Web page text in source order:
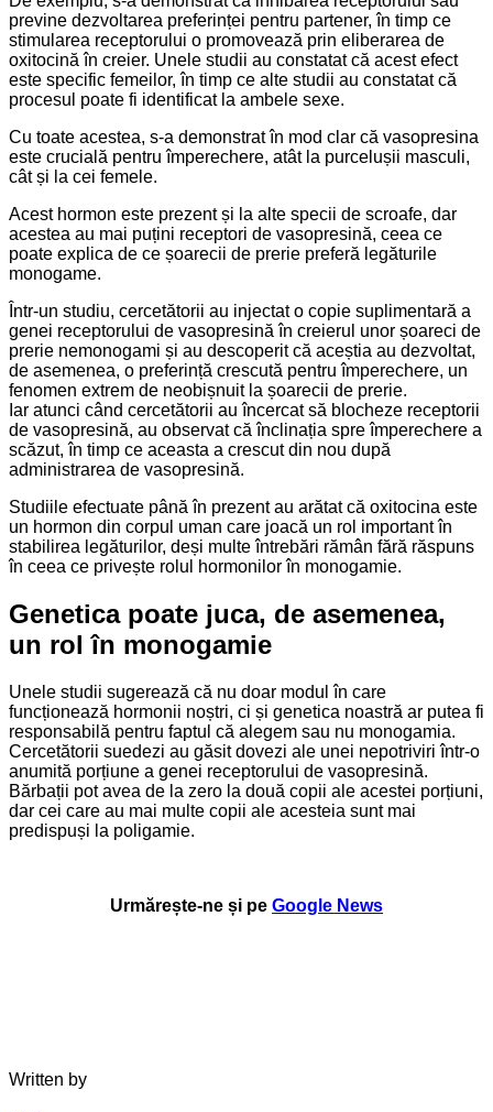
previne dezvoltarea preferinței pentru partener, în timp ce
stimularea receptorului o promovează prin eliberarea de
oxitocină în creier. Unele studii au constatat că acest efect
este specific femeilor, în timp ce alte studii au constatat că
procesul poate fi identificat la ambele sexe.
Cu toate acestea, s-a demonstrat în mod clar că vasopresina
este crucială pentru împerechere, atât la purcelușii masculi,
cât și la cei femele.
Acest hormon este prezent și la alte specii de scroafe, dar
acestea au mai puțini receptori de vasopresină, ceea ce
poate explica de ce șoarecii de prerie preferă legăturile
monogame.
Într-un studiu, cercetătorii au injectat o copie suplimentară a
genei receptorului de vasopresină în creierul unor șoareci de
prerie nemonogami și au descoperit că aceștia au dezvoltat,
de asemenea, o preferință crescută pentru împerechere, un
fenomen extrem de neobișnuit la șoarecii de prerie.
Iar atunci când cercetătorii au încercat să blocheze receptorii
de vasopresină, au observat că înclinația spre împerechere a
scăzut, în timp ce aceasta a crescut din nou după
administrarea de vasopresină.
Studiile efectuate până în prezent au arătat că oxitocina este
un hormon din corpul uman care joacă un rol important în
stabilirea legăturilor, deși multe întrebări rămân fără răspuns
în ceea ce privește rolul hormonilor în monogamie.
Genetica poate juca, de asemenea,
un rol în monogamie
Unele studii sugerează că nu doar modul în care
funcționează hormonii noștri, ci și genetica noastră ar putea fi
responsabilă pentru faptul că alegem sau nu monogamia.
Cercetătorii suedezi au găsit dovezi ale unei nepotriviri într-o
anumită porțiune a genei receptorului de vasopresină.
Bărbații pot avea de la zero la două copii ale acestei porțiuni,
dar cei care au mai multe copii ale acesteia sunt mai
predispuși la poligamie.
Urmărește-ne și pe Google News
Written by